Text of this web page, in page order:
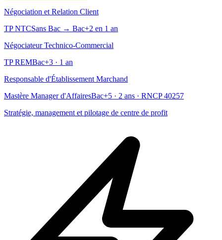
Négociation et Relation Client
TP NTCSans Bac → Bac+2 en 1 an
Négociateur Technico-Commercial
TP REMBac+3 · 1 an
Responsable d'Établissement Marchand
Mastère Manager d'AffairesBac+5 · 2 ans · RNCP 40257
Stratégie, management et pilotage de centre de profit